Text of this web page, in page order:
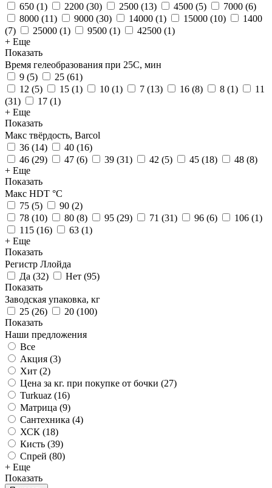
650 (1) 2200 (30) 2500 (13) 4500 (5) 7000 (6)
8000 (11) 9000 (30) 14000 (1) 15000 (10)
1400
(7) 25000 (1) 9500 (1) 42500 (1)
+ Еще
Показать
Время гелеобразования при 25С, мин
9 (5) 25 (61)
12 (5) 15 (1) 10 (1) 7 (13) 16 (8) 8 (1)
11
(31) 17 (1)
+ Еще
Показать
Макс твёрдость, Barcol
36 (14) 40 (16)
46 (29) 47 (6) 39 (31) 42 (5) 45 (18) 48 (8)
+ Еще
Показать
Макс HDT °С
75 (5) 90 (2)
78 (10) 80 (8) 95 (29) 71 (31) 96 (6) 106 (1)
115 (16) 63 (1)
+ Еще
Показать
Регистр Ллойда
Да (32) Нет (95)
Показать
Заводская упаковка, кг
25 (26) 20 (100)
Показать
Наши предложения
Все
Акция (3)
Хит (2)
Цена за кг. при покупке от бочки (27)
Turkuaz (16)
Матрица (9)
Сантехника (4)
ХСК (18)
Кисть (39)
Спрей (80)
+ Еще
Показать